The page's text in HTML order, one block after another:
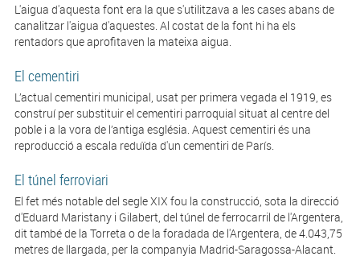
L'aigua d'aquesta font era la que s'utilitzava a les cases abans de
canalitzar l'aigua d'aquestes. Al costat de la font hi ha els
rentadors que aprofitaven la mateixa aigua.
El cementiri
L’actual cementiri municipal, usat per primera vegada el 1919, es
construí per substituir el cementiri parroquial situat al centre del
poble i a la vora de l’antiga església. Aquest cementiri és una
reproducció a escala reduïda d'un cementiri de París.
El túnel ferroviari
El fet més notable del segle XIX fou la construcció, sota la direcció
d'Eduard Maristany i Gilabert, del túnel de ferrocarril de l'Argentera,
dit també de la Torreta o de la foradada de l'Argentera, de 4.043,75
metres de llargada, per la companyia Madrid-Saragossa-Alacant.